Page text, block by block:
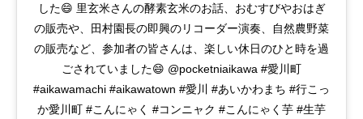
した😄 里玄米さんの酵素玄米のお話、おむすびやおはぎ
の販売や、田村園長の即興のリコーダー演奏、自然農野菜
の販売など、参加者の皆さんは、楽しい休日のひと時を過
ごされていました😄 @pocketniaikawa #愛川町
#aikawamachi #aikawatown #愛川 #あいかわまち #行こっ
か愛川町 #こんにゃく #コンニャク #こんにゃく芋 #生芋